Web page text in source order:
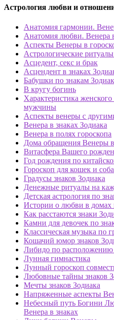
Астрология любви и
Анатомия гармонии.
Анатомия любви. Венера
Аспекты Венеры в
Астрологические
Асцедент, секс и брак
Асцендент в знаках
Бабушки по знакам
В кругу богинь
Характеристика
мужчины
Аспекты венеры с
Венера в знаках Зодиака
Венера в полях гороскопа
Дома обращения Венеры
Витасфера Вашего
Год рождения по
Гороскоп для кошек и
Градусы знаков Зодиака
Денежные ритуалы на
Детская астрология по
Истории о любви в домах
Как расстаются знаки
Камни для девочек по
Классическая музыка по
Кошачий юмор знаков
Либидо по
Лунная гимнастика
Лунный гороскоп
Любовные тайны знаков
Мечты знаков Зодиака
Напряженные аспекты
Небесный путь Богини
Венера в знаках